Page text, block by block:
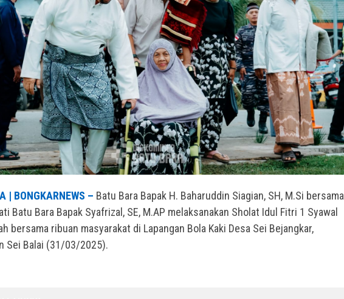
| BONGKARNEWS – Batu Bara Bapak H. Baharuddin Siagian, SH, M.Si bersama
Batu Bara Bapak Syafrizal, SE, M.AP melaksanakan Sholat Idul Fitri 1 Syawal
bersama ribuan masyarakat di Lapangan Bola Kaki Desa Sei Bejangkar,
Sei Balai (31/03/2025).